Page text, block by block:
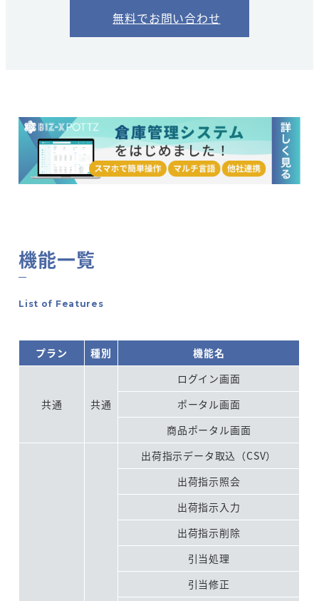
無料でお問い合わせ
機能一覧
List of Features
プラン 種別 機能名
共通 共通
ログイン画面
ポータル画面
商品ポータル画面
出荷指示データ取込（CSV）
出荷指示照会
出荷指示入力
出荷指示削除
引当処理
引当修正